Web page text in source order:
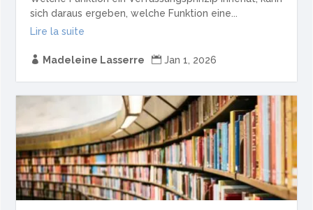
sich daraus ergeben, welche Funktion eine...
Lire la suite
 Madeleine Lasserre  Jan 1, 2026